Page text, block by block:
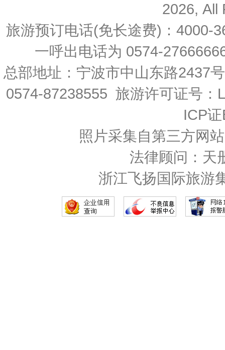
2026, All
旅游预订电话(免长途费)：4000-
一呼出电话为 0574-
总部地址：宁波市中山东路2437
0574-87238555 旅游许可证号
ICP
照片采集自第三方网
法律顾问：天
浙江飞扬国际旅游